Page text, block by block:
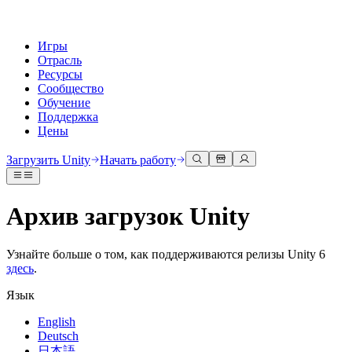
Игры
Отрасль
Ресурсы
Сообщество
Обучение
Поддержка
Цены
Движок Unity
Совместная работа
Загрузить Unity
Тарифы и цены
Многоплатформенность
3D сотрудничество
Иммерсивное обучение
Пользовательские опыты
Создавайте интерактивные 3D опыты
Производство
Документация
Официальные руководства пользователя и ссылки на API
Версии релизов и трекер проблем
План развития
Обзор предстоящих функций
Глоссарий
Обсуждения
Обсуждать, решать проблемы и соединяться
Глобальные и местные события
Истории сообщества
Made with Unity
Показ Unity-креаторов
Unity Learn
Профессиональное обучение
Не использовали Unity раньше
С чего начать
Основные пути Unity
Получить помощь
Планы успеха
FAQ
Ответы на часто задаваемые вопросы
Связаться с нами
Свяжитесь с нашей командой
Загрузить Unity Начать работу
Архив загрузок Unity
Узнайте больше о том, как поддерживаются релизы Unity 6
здесь.
Язык
English
Deutsch